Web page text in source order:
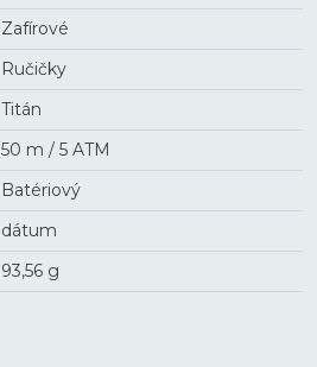
Zafírové
Ručičky
Titán
50 m / 5 ATM
Batériový
dátum
93,56 g